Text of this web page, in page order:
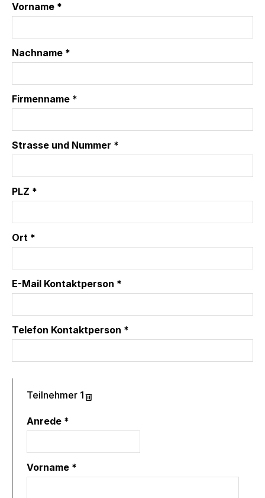
Vorname *
Nachname *
Firmenname *
Strasse und Nummer *
PLZ *
Ort *
E-Mail Kontaktperson *
Telefon Kontaktperson *
Teilnehmer 1
Anrede *
Vorname *